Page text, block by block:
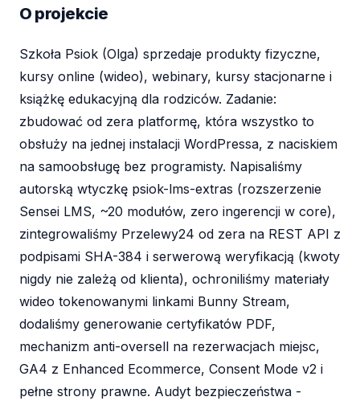
O projekcie
Szkoła Psiok (Olga) sprzedaje produkty fizyczne,
kursy online (wideo), webinary, kursy stacjonarne i
książkę edukacyjną dla rodziców. Zadanie:
zbudować od zera platformę, która wszystko to
obsłuży na jednej instalacji WordPressa, z naciskiem
na samoobsługę bez programisty. Napisaliśmy
autorską wtyczkę psiok-lms-extras (rozszerzenie
Sensei LMS, ~20 modułów, zero ingerencji w core),
zintegrowaliśmy Przelewy24 od zera na REST API z
podpisami SHA-384 i serwerową weryfikacją (kwoty
nigdy nie zależą od klienta), ochroniliśmy materiały
wideo tokenowanymi linkami Bunny Stream,
dodaliśmy generowanie certyfikatów PDF,
mechanizm anti-oversell na rezerwacjach miejsc,
GA4 z Enhanced Ecommerce, Consent Mode v2 i
pełne strony prawne. Audyt bezpieczeństwa -